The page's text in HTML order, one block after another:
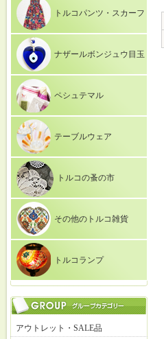
トルコパンツ・スカーフ
ナザールボンジュウ目玉
ペシュテマル
テーブルウェア
トルコの蚤の市
その他のトルコ雑貨
トルコランプ
アウトレット・SALE品